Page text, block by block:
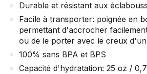
Durable et résistant aux
Facile à transporter: poignée en
permettant d'accrocher
ou de le porter avec le creux
100% sans BPA et BPS
Capacité d'hydratation: 25 oz /